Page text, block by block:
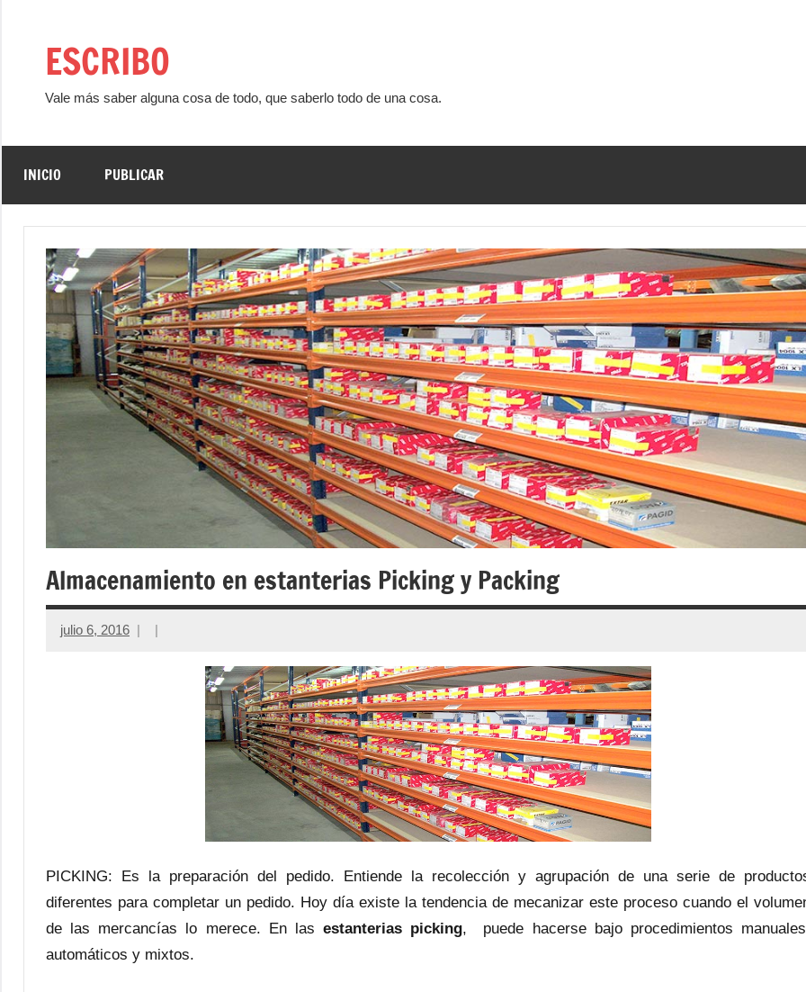
contenidoESCRIBO
Vale más saber alguna cosa de todo, que saberlo todo de una cosa.
INICIO PUBLICAR
Almacenamiento en estanterias Picking y Packing
julio 6, 2016
PICKING: Es la preparación del pedido. Entiende la recolección y agrupación de una serie de
diferentes para completar un pedido. Hoy día existe la tendencia de mecanizar este proceso cuando el
de las mercancías lo merece. En las estanterias picking, puede hacerse bajo procedimientos
automáticos y mixtos.